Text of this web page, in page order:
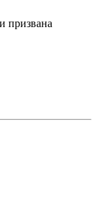
призвана